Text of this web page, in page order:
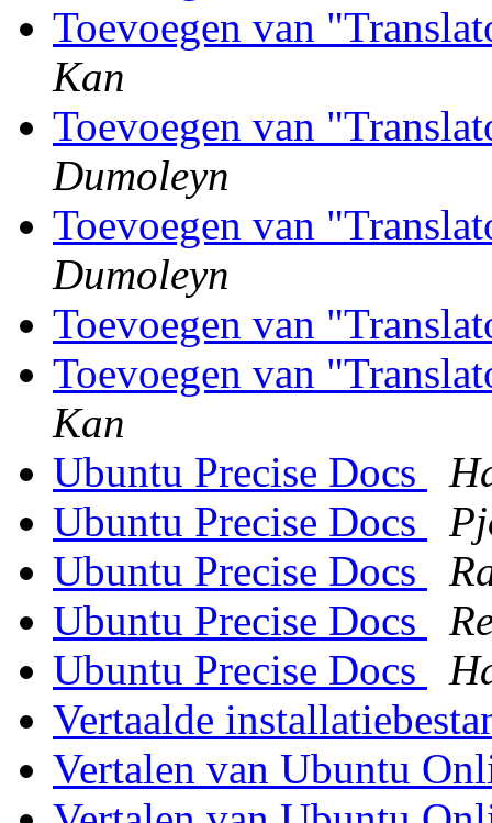
Toevoegen van
Kan
Toevoegen van
Dumoleyn
Toevoegen van
Dumoleyn
Toevoegen van
Toevoegen van
Kan
Ubuntu Precise Docs
Ubuntu Precise Docs
Ubuntu Precise Docs
Ubuntu Precise Docs
Ubuntu Precise Docs
Vertaalde
Vertalen van Ubuntu